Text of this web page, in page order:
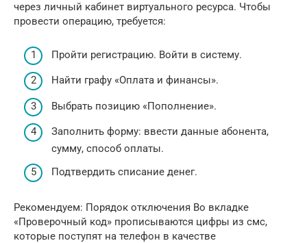
через личный кабинет виртуального ресурса. Чтобы
провести операцию, требуется:
Пройти регистрацию. Войти в систему.
Найти графу «Оплата и финансы».
Выбрать позицию «Пополнение».
Заполнить форму: ввести данные абонента,
сумму, способ оплаты.
Подтвердить списание денег.
Рекомендуем: Порядок отключения Во вкладке
«Проверочный код» прописываются цифры из смс,
которые поступят на телефон в качестве